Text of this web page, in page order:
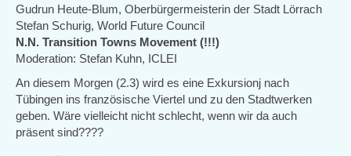
Gudrun Heute-Blum, Oberbürgermeisterin der Stadt Lörrach
Stefan Schurig, World Future Council
N.N. Transition Towns Movement (!!!)
Moderation: Stefan Kuhn, ICLEI
An diesem Morgen (2.3) wird es eine Exkursionj nach
Tübingen ins französische Viertel und zu den Stadtwerken
geben. Wäre vielleicht nicht schlecht, wenn wir da auch
präsent sind????